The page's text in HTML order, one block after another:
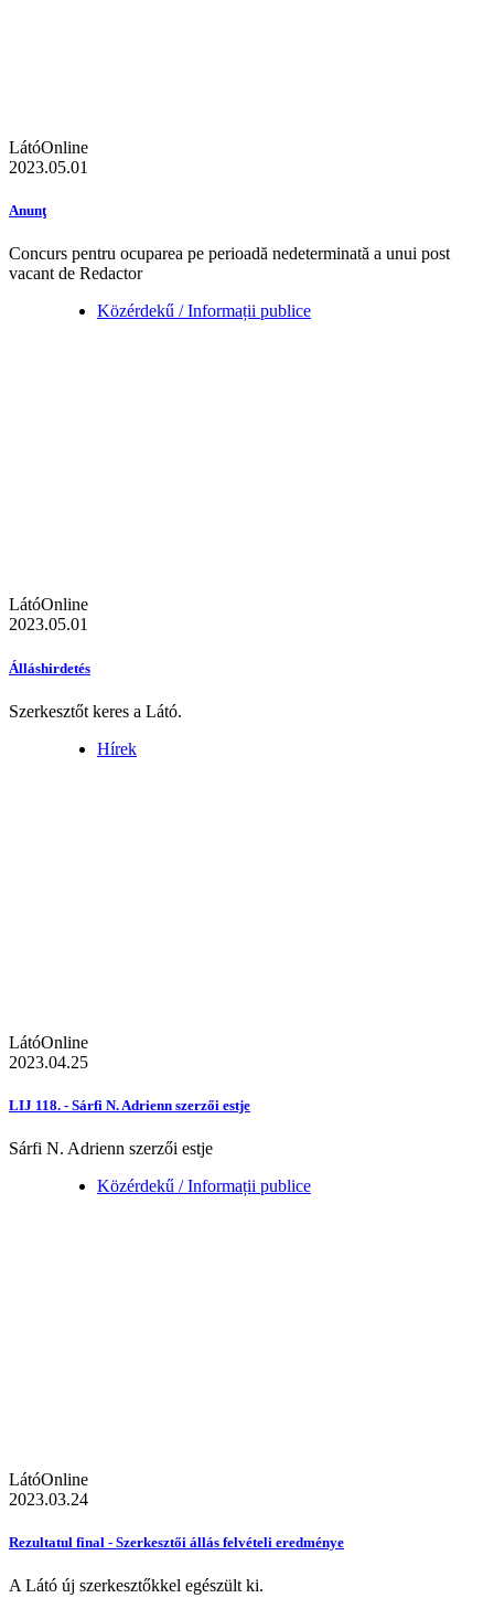
LátóOnline
2023.05.01
Anunţ
Concurs pentru ocuparea pe perioadă nedeterminată a unui post
vacant de Redactor
Közérdekű / Informații publice
LátóOnline
2023.05.01
Álláshirdetés
Szerkesztőt keres a Látó.
Hírek
LátóOnline
2023.04.25
LIJ 118. - Sárfi N. Adrienn szerzői estje
Sárfi N. Adrienn szerzői estje
Közérdekű / Informații publice
LátóOnline
2023.03.24
Rezultatul final - Szerkesztői állás felvételi eredménye
A Látó új szerkesztőkkel egészült ki.